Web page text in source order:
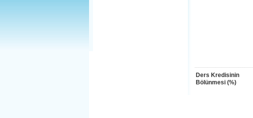
Ders Kredisinin
Bölünmesi (%)